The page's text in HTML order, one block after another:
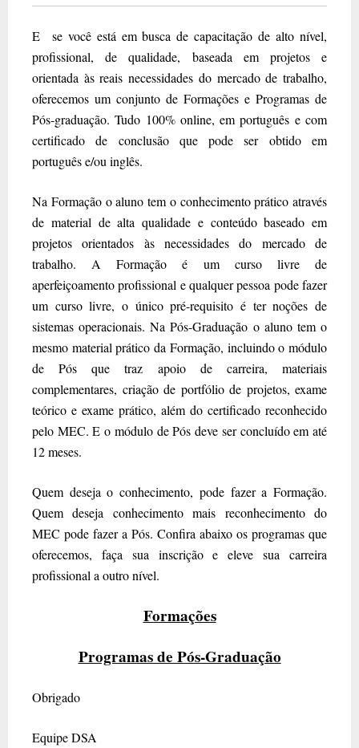
E se você está em busca de capacitação de alto nível,
profissional, de qualidade, baseada em projetos e
orientada às reais necessidades do mercado de trabalho,
oferecemos um conjunto de Formações e Programas de
Pós-graduação. Tudo 100% online, em português e com
certificado de conclusão que pode ser obtido em
português e/ou inglês.
Na Formação o aluno tem o conhecimento prático através
de material de alta qualidade e conteúdo baseado em
projetos orientados às necessidades do mercado de
trabalho. A Formação é um curso livre de
aperfeiçoamento profissional e qualquer pessoa pode fazer
um curso livre, o único pré-requisito é ter noções de
sistemas operacionais. Na Pós-Graduação o aluno tem o
mesmo material prático da Formação, incluindo o módulo
de Pós que traz apoio de carreira, materiais
complementares, criação de portfólio de projetos, exame
teórico e exame prático, além do certificado reconhecido
pelo MEC. E o módulo de Pós deve ser concluído em até
12 meses.
Quem deseja o conhecimento, pode fazer a Formação.
Quem deseja conhecimento mais reconhecimento do
MEC pode fazer a Pós. Confira abaixo os programas que
oferecemos, faça sua inscrição e eleve sua carreira
profissional a outro nível.
Formações
Programas de Pós-Graduação
Obrigado
Equipe DSA